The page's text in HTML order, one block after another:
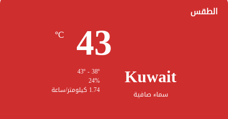
الطقس
Kuwait
سماء صافية
43
℃
24%
1.74 كيلومتر/ساعة